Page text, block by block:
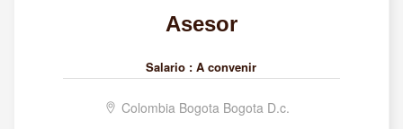
Asesor
Salario : A convenir
Colombia Bogota Bogota D.c.